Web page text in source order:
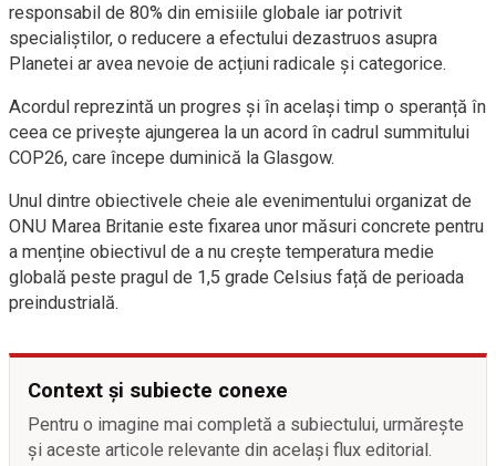
responsabil de 80% din emisiile globale iar potrivit
specialiștilor, o reducere a efectului dezastruos asupra
Planetei ar avea nevoie de acțiuni radicale și categorice.
Acordul reprezintă un progres și în același timp o speranță în
ceea ce privește ajungerea la un acord în cadrul summitului
COP26, care începe duminică la Glasgow.
Unul dintre obiectivele cheie ale evenimentului organizat de
ONU Marea Britanie este fixarea unor măsuri concrete pentru
a menține obiectivul de a nu crește temperatura medie
globală peste pragul de 1,5 grade Celsius față de perioada
preindustrială.
Context și subiecte conexe
Pentru o imagine mai completă a subiectului, urmărește
și aceste articole relevante din același flux editorial.